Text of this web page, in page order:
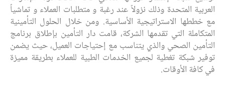
العربية المتحدة وذلك نزولاً عند رغبة و متطلبات العملاء و تماشياً
مع خططها الاستراتيجية الأساسية. ومن خلال الحلول التأمينية
المتكاملة التي تقدمها الشركة، قامت دار التأمين بإطلاق برنامج
التأمين الصحي والذي يتناسب مع إحتياجات العميل، حيث يضمن
توفير شبكة تغطية لجميع الخدمات الطبية للعملاء بطريقة مميزة
في كافة الأوقات.